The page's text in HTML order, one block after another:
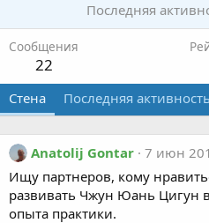
Последняя
Сообщения
22
Стена Последняя активность
Anatolij Gontar 7 июн
Ищу партнеров, кому
развивать Чжун Юань Цигун
опыта практики.